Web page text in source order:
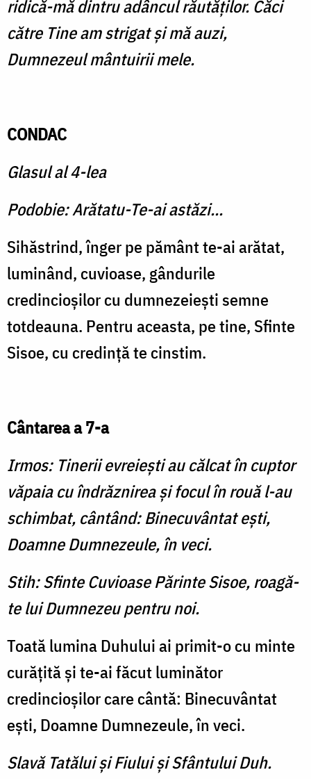
ridică-mă dintru adâncul răutăţilor. Căci
către Tine am strigat şi mă auzi,
Dumnezeul mântuirii mele.
CONDAC
Glasul al 4-lea
Podobie: Arătatu-Te-ai astăzi...
Sihăstrind, înger pe pământ te-ai arătat,
luminând, cuvioase, gândurile
credincioşilor cu dumnezeieşti semne
totdeauna. Pentru aceasta, pe tine, Sfinte
Sisoe, cu credinţă te cinstim.
Cântarea a 7-a
Irmos: Tinerii evreieşti au călcat în cuptor
văpaia cu îndrăznirea şi focul în rouă l-au
schimbat, cântând: Binecuvântat eşti,
Doamne Dumnezeule, în veci.
Stih: Sfinte Cuvioase Părinte Sisoe, roagă-
te lui Dumnezeu pentru noi.
Toată lumina Duhului ai primit-o cu minte
curăţită şi te-ai făcut luminător
credincioşilor care cântă: Binecuvântat
eşti, Doamne Dumnezeule, în veci.
Slavă Tatălui şi Fiului şi Sfântului Duh.